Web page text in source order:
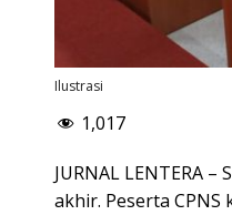
Ilustrasi
1,017
JURNAL LENTERA
akhir. Peserta